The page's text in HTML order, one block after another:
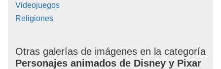
Videojuegos
Religiones
Otras galerías de imágenes en la categoría
Personajes animados de Disney y Pixar